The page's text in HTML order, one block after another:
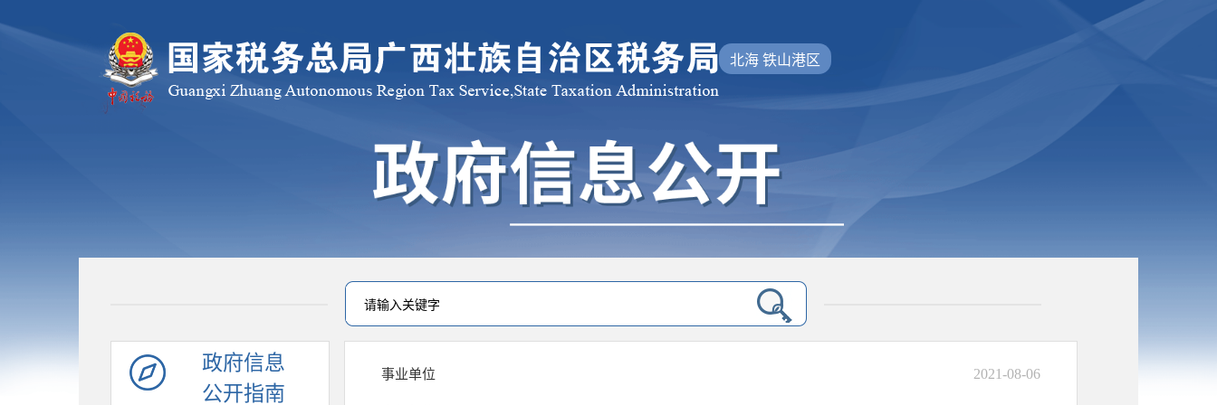
北海 铁山港区
政府信息
公开指南
事业单位 2021-08-06